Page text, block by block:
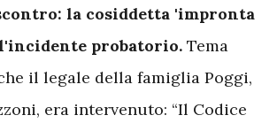
la cosiddetta 'impronta
probatorio. Tema
il legale della famiglia Poggi,
era intervenuto: “Il Codice